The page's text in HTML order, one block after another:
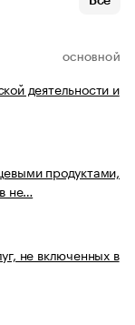
ОСНОВНОЙ
деятельности и
продуктами,
не…
не включенных в